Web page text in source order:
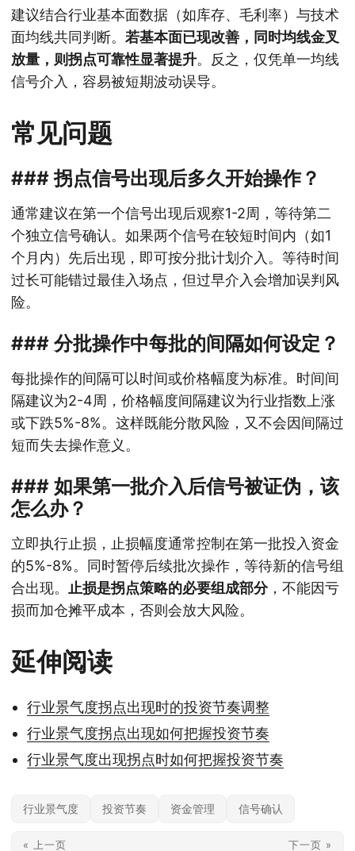
建议结合行业基本面数据（如库存、毛利率）与技术
面均线共同判断。 若基本面已现改善，同时均线金叉
放量，则拐点可靠性显著提升。反之，仅凭单一均线
信号介入，容易被短期波动误导。
常见问题
### 拐点信号出现后多久开始操作？
通常建议在第一个信号出现后观察1-2周，等待第二
个独立信号确认。如果两个信号在较短时间内（如1
个月内）先后出现，即可按分批计划介入。等待时间
过长可能错过最佳入场点，但过早介入会增加误判风
险。
### 分批操作中每批的间隔如何设定？
每批操作的间隔可以时间或价格幅度为标准。时间间
隔建议为2-4周，价格幅度间隔建议为行业指数上涨
或下跌5%-8%。这样既能分散风险，又不会因间隔过
短而失去操作意义。
### 如果第一批介入后信号被证伪，该
怎么办？
立即执行止损，止损幅度通常控制在第一批投入资金
的5%-8%。同时暂停后续批次操作，等待新的信号组
合出现。
止损是拐点策略的必要组成部分，不能因亏
损而加仓摊平成本，否则会放大风险。
延伸阅读
行业景气度拐点出现时的投资节奏调整
行业景气度拐点出现如何把握投资节奏
行业景气度出现拐点时如何把握投资节奏
行业景气度 投资节奏 资金管理 信号确认
« 上一页 下一页 »